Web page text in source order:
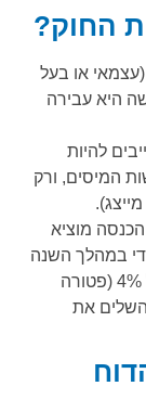
החוק?
(עצמאי או בעל
היא עבירה
להיות
המיסים, ורק
מוציא
במהלך השנה
תקבלו החזר לחשבון הבנק עם ריבית של 4% (פטורה
את